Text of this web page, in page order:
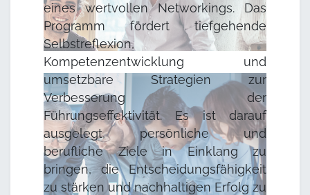
eines wertvollen Networkings. Das
Programm fördert tiefgehende
Selbstreflexion,
Kompetenzentwicklung und
umsetzbare Strategien zur
Verbesserung der
Führungseffektivität. Es ist darauf
ausgelegt, persönliche und
berufliche Ziele in Einklang zu
bringen, die Entscheidungsfähigkeit
zu stärken und nachhaltigen Erfolg zu